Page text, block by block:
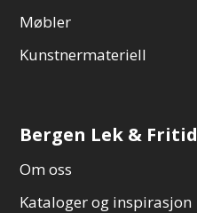
Møbler
Kunstnermateriell
Bergen Lek & Fritid
Om oss
Kataloger og inspirasjon